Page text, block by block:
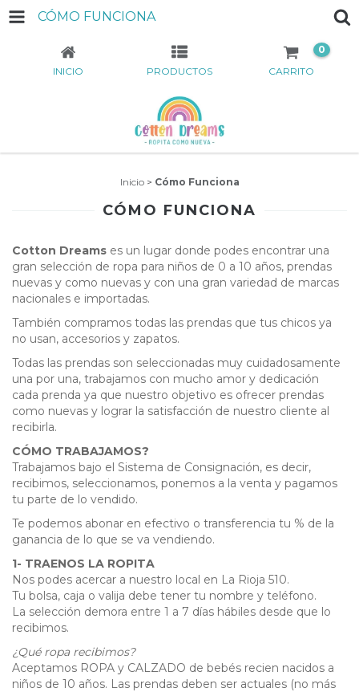
CÓMO FUNCIONA
INICIO PRODUCTOS CARRITO
0
Inicio > Cómo Funciona
CÓMO FUNCIONA
Cotton Dreams es un lugar donde podes encontrar una
gran selección de ropa para niños de 0 a 10 años, prendas
nuevas y como nuevas y con una gran variedad de marcas
nacionales e importadas.
También compramos todas las prendas que tus chicos ya
no usan, accesorios y zapatos.
Todas las prendas son seleccionadas muy cuidadosamente
una por una, trabajamos con mucho amor y dedicación
cada prenda ya que nuestro objetivo es ofrecer prendas
como nuevas y lograr la satisfacción de nuestro cliente al
recibirla.
CÓMO TRABAJAMOS?
Trabajamos bajo el Sistema de Consignación, es decir,
recibimos, seleccionamos, ponemos a la venta y pagamos
tu parte de lo vendido.
Te podemos abonar en efectivo o transferencia tu % de la
ganancia de lo que se va vendiendo.
1- TRAENOS LA ROPITA
Nos podes acercar a nuestro local en La Rioja 510.
Tu bolsa, caja o valija debe tener tu nombre y teléfono.
La selección demora entre 1 a 7 días hábiles desde que lo
recibimos.
¿Qué ropa recibimos?
Aceptamos ROPA y CALZADO de bebés recien nacidos a
niños de 10 años. Las prendas deben ser actuales (no más